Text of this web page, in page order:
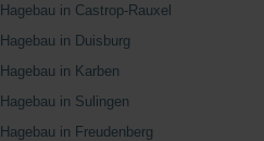
Hagebau in Castrop-Rauxel
Hagebau in Duisburg
Hagebau in Karben
Hagebau in Sulingen
Hagebau in Freudenberg